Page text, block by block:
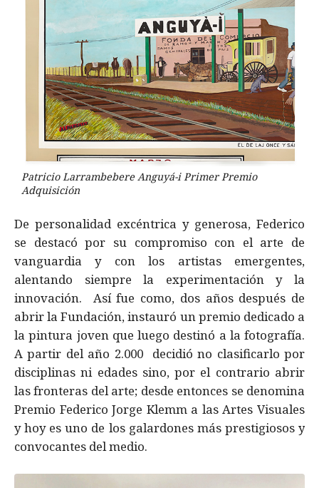
Patricio Larrambebere Anguyá-i Primer Premio
Adquisición
De personalidad excéntrica y generosa, Federico
se destacó por su compromiso con el arte de
vanguardia y con los artistas emergentes,
alentando siempre la experimentación y la
innovación. Así fue como, dos años después de
abrir la Fundación, instauró un premio dedicado a
la pintura joven que luego destinó a la fotografía.
A partir del año 2.000 decidió no clasificarlo por
disciplinas ni edades sino, por el contrario abrir
las fronteras del arte; desde entonces se denomina
Premio Federico Jorge Klemm a las Artes Visuales
y hoy es uno de los galardones más prestigiosos y
convocantes del medio.